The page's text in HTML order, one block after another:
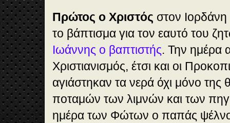
Πρώτος ο Χριστός στον
το βάπτισμα για τον εαυτό του
Ιωάννης ο βαπτιστής. Την ημέρα
Χριστιανισμός, έτσι και οι
αγιάστηκαν τα νερά όχι μόνο
ποταμών των λιμνών και των
ημέρα των Φώτων ο παπάς